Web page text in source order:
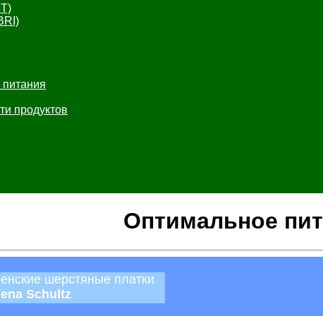
продуктов
Оптимальное
шерстяные платки
Schultz